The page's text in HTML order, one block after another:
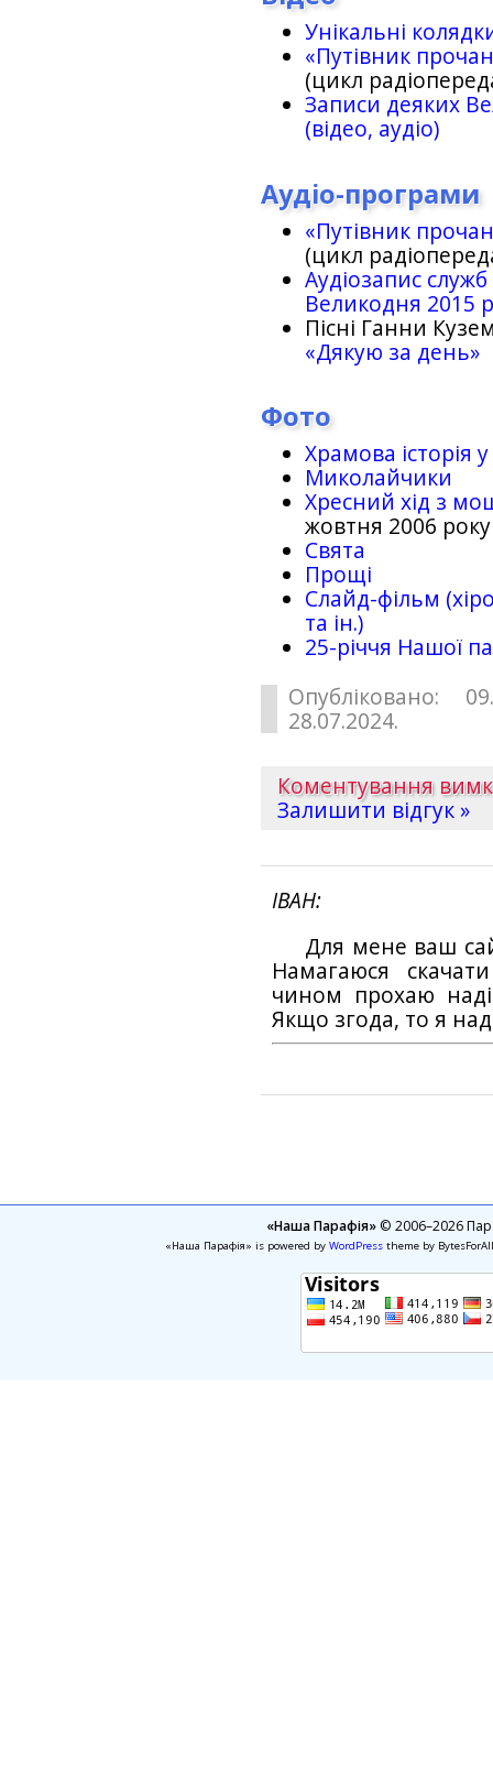
Унікальні
«Путівник
(цикл
Записи деяких
(відео, аудіо)
Аудіо-програми
«Путівник
(цикл
Аудіозапис
Великодня 2015
Пісні Ганни
«Дякую за день»
Фото
Храмова історія
Миколайчики
Хресний хід з
жовтня 2006 року
Свята
Прощі
Слайд-фільм
та ін.)
25-рiччя Нашої
Опубліковано:
28.07.2024.
Коментування
Залишити відгук »
ІВАН
Для мене ваш
Намагаюся
чином прохаю
Якщо згода, то я
«Наша Парафія»© 2006–2026
«Наша Парафія» is powered by WordPresstheme by